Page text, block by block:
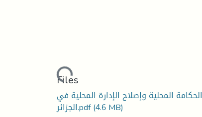
Loading...
Files
الحكامة المحلية وإصلاح الإدارة المحلية في
الجزائر.pdf(4.6 MB)